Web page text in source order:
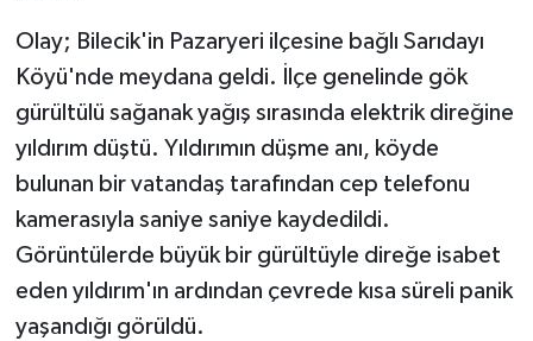
Olay; Bilecik'in Pazaryeri ilçesine bağlı Sarıdayı
Köyü'nde meydana geldi. İlçe genelinde gök
gürültülü sağanak yağış sırasında elektrik direğine
yıldırım düştü. Yıldırımın düşme anı, köyde
bulunan bir vatandaş tarafından cep telefonu
kamerasıyla saniye saniye kaydedildi.
Görüntülerde büyük bir gürültüyle direğe isabet
eden yıldırım'ın ardından çevrede kısa süreli panik
yaşandığı görüldü.